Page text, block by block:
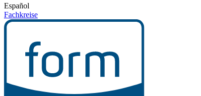
Español
Fachkreise